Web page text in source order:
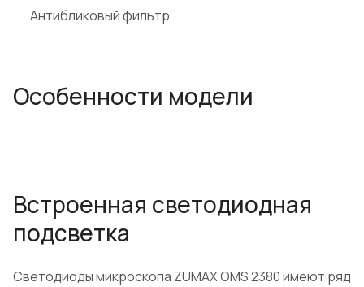
Антибликовый фильтр
Особенности модели
Встроенная светодиодная
подсветка
Светодиоды микроскопа ZUMAX OMS 2380 имеют ряд